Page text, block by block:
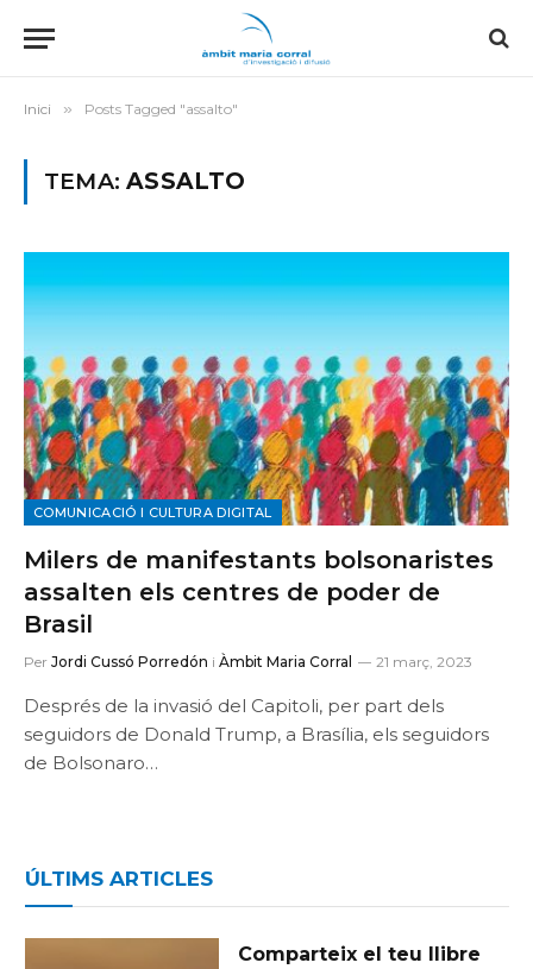
Inici » Posts Tagged "assalto"
TEMA:ASSALTO
COMUNICACIÓ I CULTURA DIGITAL
Milers de manifestants bolsonaristes
assalten els centres de poder de
Brasil
Per Jordi Cussó Porredón i Àmbit Maria Corral 21 març, 2023
Després de la invasió del Capitoli, per part dels
seguidors de Donald Trump, a Brasília, els seguidors
de Bolsonaro…
ÚLTIMS ARTICLES
Comparteix el teu llibre